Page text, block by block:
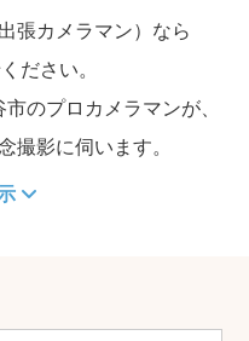
張カメラマン）なら
ださい。
のプロカメラマンが、
撮影に伺います。